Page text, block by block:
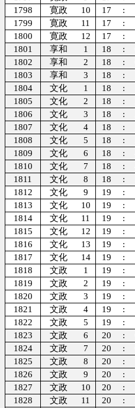
1798
寛政 10 17 :
1799
寛政 11 17 :
1800
寛政 12 17 :
1801
享和 1 18 :
1802
享和 2 18 :
1803
享和 3 18 :
1804
文化 1 18 :
1805
文化 2 18 :
1806
文化 3 18 :
1807
文化 4 18 :
1808
文化 5 18 :
1809
文化 6 18 :
1810
文化 7 18 :
1811
文化 8 18 :
1812
文化 9 19 :
1813
文化 10 19 :
1814
文化 11 19 :
1815
文化 12 19 :
1816
文化 13 19 :
1817
文化 14 19 :
1818
文政 1 19 :
1819
文政 2 19 :
1820
文政 3 19 :
1821
文政 4 19 :
1822
文政 5 19 :
1823
文政 6 20 :
1824
文政 7 20 :
1825
文政 8 20 :
1826
文政 9 20 :
1827
文政 10 20 :
1828
文政 11 20 :